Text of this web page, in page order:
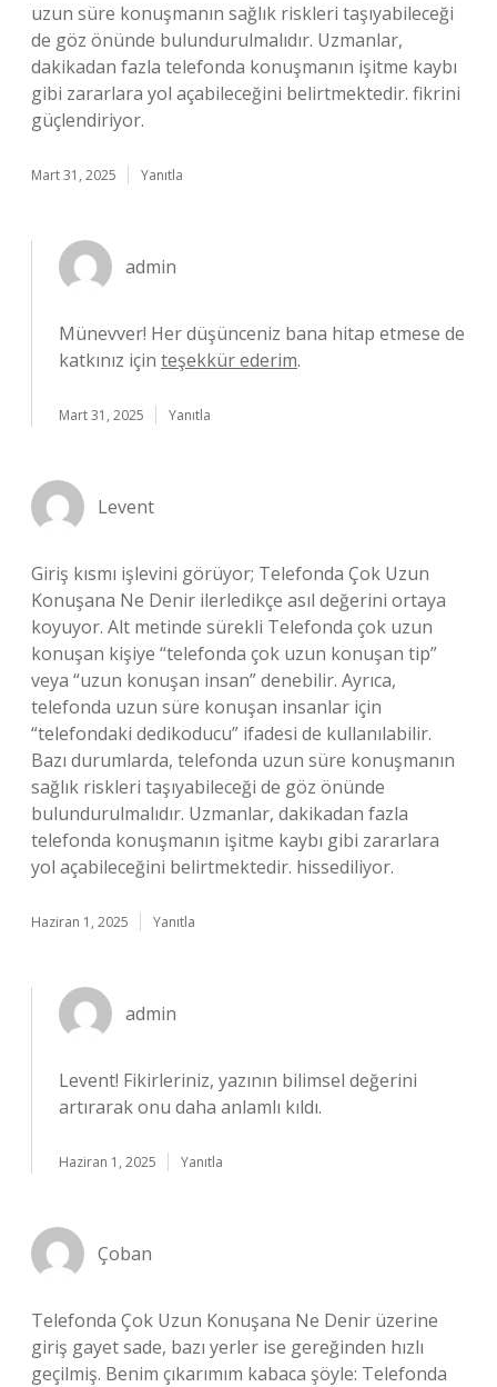
uzun süre konuşmanın sağlık riskleri taşıyabileceği
de göz önünde bulundurulmalıdır. Uzmanlar,
dakikadan fazla telefonda konuşmanın işitme kaybı
gibi zararlara yol açabileceğini belirtmektedir. fikrini
güçlendiriyor.
Mart 31, 2025 Yanıtla
admin
Münevver! Her düşünceniz bana hitap etmese de
katkınız için teşekkür ederim.
Mart 31, 2025 Yanıtla
Levent
Giriş kısmı işlevini görüyor; Telefonda Çok Uzun
Konuşana Ne Denir ilerledikçe asıl değerini ortaya
koyuyor. Alt metinde sürekli Telefonda çok uzun
konuşan kişiye “telefonda çok uzun konuşan tip”
veya “uzun konuşan insan” denebilir. Ayrıca,
telefonda uzun süre konuşan insanlar için
“telefondaki dedikoducu” ifadesi de kullanılabilir.
Bazı durumlarda, telefonda uzun süre konuşmanın
sağlık riskleri taşıyabileceği de göz önünde
bulundurulmalıdır. Uzmanlar, dakikadan fazla
telefonda konuşmanın işitme kaybı gibi zararlara
yol açabileceğini belirtmektedir. hissediliyor.
Haziran 1, 2025 Yanıtla
admin
Levent! Fikirleriniz, yazının bilimsel değerini
artırarak onu daha anlamlı kıldı.
Haziran 1, 2025 Yanıtla
Çoban
Telefonda Çok Uzun Konuşana Ne Denir üzerine
giriş gayet sade, bazı yerler ise gereğinden hızlı
geçilmiş. Benim çıkarımım kabaca şöyle: Telefonda